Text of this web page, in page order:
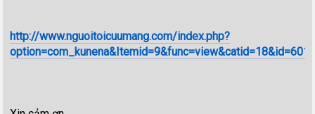
http://www.nguoitoicuumang.com/index.php?